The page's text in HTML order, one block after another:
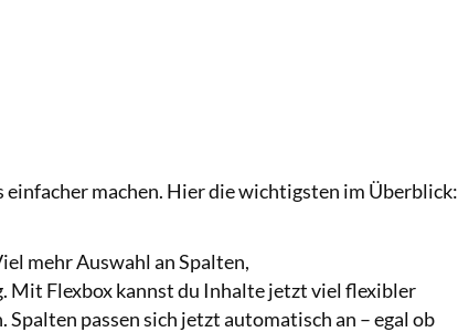
machen. Hier die wichtigsten im Überblick:
mehr Auswahl an Spalten,
Mit Flexbox kannst du Inhalte jetzt viel flexibler
passen sich jetzt automatisch an – egal ob